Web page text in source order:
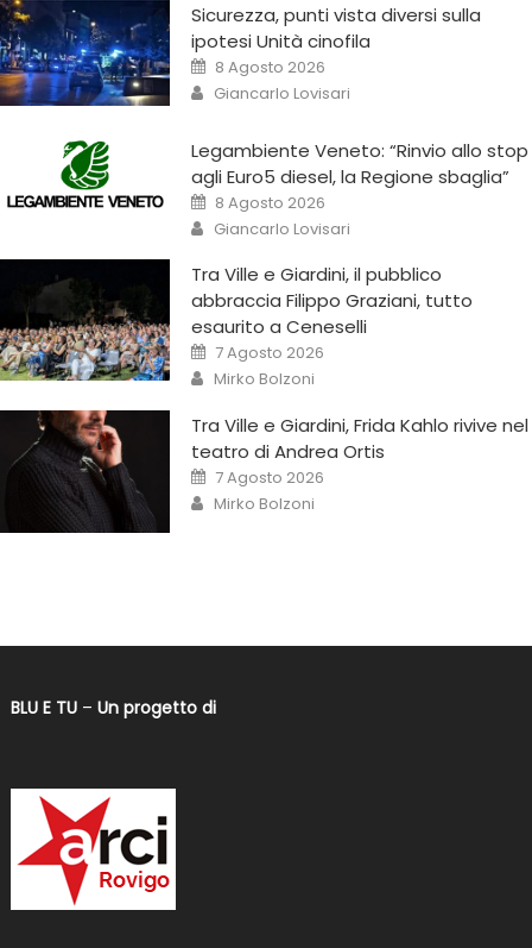
Sicurezza, punti vista diversi sulla
ipotesi Unità cinofila
8 Agosto 2026
Giancarlo Lovisari
Legambiente Veneto: “Rinvio allo stop
agli Euro5 diesel, la Regione sbaglia”
8 Agosto 2026
Giancarlo Lovisari
Tra Ville e Giardini, il pubblico
abbraccia Filippo Graziani, tutto
esaurito a Ceneselli
7 Agosto 2026
Mirko Bolzoni
Tra Ville e Giardini, Frida Kahlo rivive nel
teatro di Andrea Ortis
7 Agosto 2026
Mirko Bolzoni
BLU E TU– Un progetto di